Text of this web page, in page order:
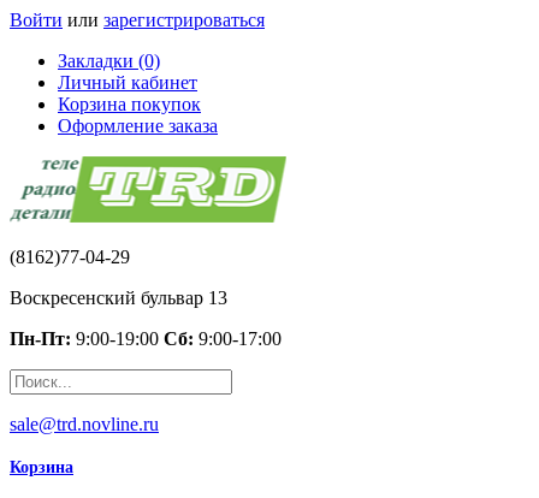
Войти или зарегистрироваться
Закладки (0)
Личный кабинет
Корзина покупок
Оформление заказа
(8162)77-04-29
Воскресенский бульвар 13
Пн-Пт: 9:00-19:00 Сб: 9:00-17:00
sale@trd.novline.ru
Корзина